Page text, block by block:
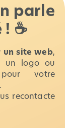
parle
☕
un site web,
un logo ou
votre
recontacte